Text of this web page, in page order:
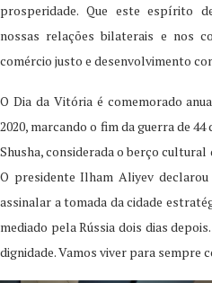
prosperidade. Que este espírito
nossas relações bilaterais e nos
comércio justo e desenvolvimento
O Dia da Vitória é comemorado
2020, marcando o fim da guerra de
Shusha, considerada o berço cultural
O presidente Ilham Aliyev
assinalar a tomada da cidade
mediado pela Rússia dois dias
dignidade. Vamos viver para sempre